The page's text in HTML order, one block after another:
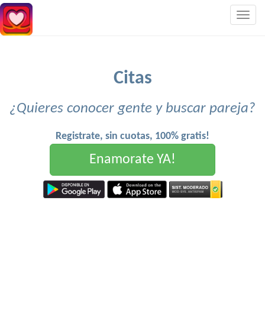
Citas
¿Quieres conocer gente y buscar pareja?
Registrate, sin cuotas, 100% gratis!
Enamorate YA!